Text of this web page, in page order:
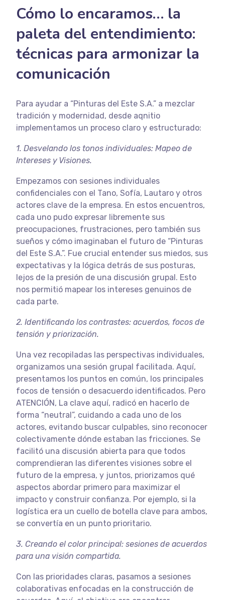
Cómo lo encaramos… la
paleta del entendimiento:
técnicas para armonizar la
comunicación
Para ayudar a “Pinturas del Este S.A.” a mezclar
tradición y modernidad, desde aqnitio
implementamos un proceso claro y estructurado:
1. Desvelando los tonos individuales: Mapeo de
Intereses y Visiones.
Empezamos con sesiones individuales
confidenciales con el Tano, Sofía, Lautaro y otros
actores clave de la empresa. En estos encuentros,
cada uno pudo expresar libremente sus
preocupaciones, frustraciones, pero también sus
sueños y cómo imaginaban el futuro de “Pinturas
del Este S.A.”. Fue crucial entender sus miedos, sus
expectativas y la lógica detrás de sus posturas,
lejos de la presión de una discusión grupal. Esto
nos permitió mapear los intereses genuinos de
cada parte.
2. Identificando los contrastes: acuerdos, focos de
tensión y priorización.
Una vez recopiladas las perspectivas individuales,
organizamos una sesión grupal facilitada. Aquí,
presentamos los puntos en común, los principales
focos de tensión o desacuerdo identificados. Pero
ATENCIÓN, La clave aquí, radicó en hacerlo de
forma “neutral”, cuidando a cada uno de los
actores, evitando buscar culpables, sino reconocer
colectivamente dónde estaban las fricciones. Se
facilitó una discusión abierta para que todos
comprendieran las diferentes visiones sobre el
futuro de la empresa, y juntos, priorizamos qué
aspectos abordar primero para maximizar el
impacto y construir confianza. Por ejemplo, si la
logística era un cuello de botella clave para ambos,
se convertía en un punto prioritario.
3.Creando el color principal: sesiones de acuerdos
para una visión compartida.
Con las prioridades claras, pasamos a sesiones
colaborativas enfocadas en la construcción de